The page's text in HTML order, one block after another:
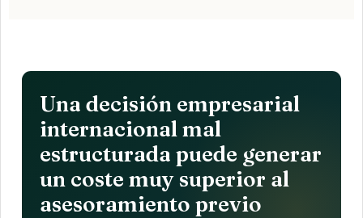
Una decisión empresarial
internacional mal
estructurada puede generar
un coste muy superior al
asesoramiento previo